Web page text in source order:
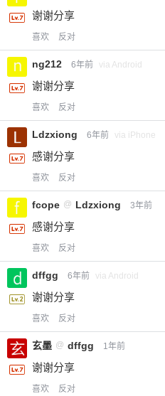
谢谢分享
喜欢 反对
ng212 6年前 via Android
谢谢分享
喜欢 反对
Ldzxiong 6年前 via iPhone
感谢分享
喜欢 反对
fcope @ Ldzxiong 3年前
感谢分享
喜欢 反对
dffgg 6年前 via Android
谢谢分享
喜欢 反对
玄墨 @ dffgg 1年前
谢谢分享
喜欢 反对